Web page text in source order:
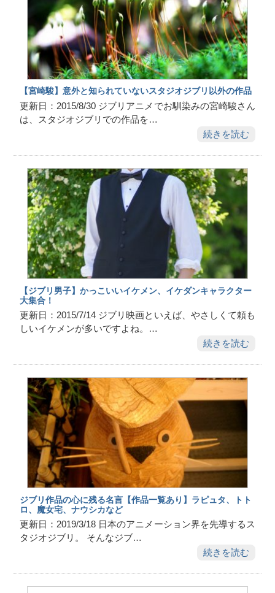
【宮崎駿】意外と知られていないスタジオジブリ以外の作品
更新日：2015/8/30 ジブリアニメでお馴染みの宮崎駿さん
は、スタジオジブリでの作品を…
続きを読む
【ジブリ男子】かっこいいイケメン、イケダンキャラクター
大集合！
更新日：2015/7/14 ジブリ映画といえば、やさしくて頼も
しいイケメンが多いですよね。…
続きを読む
ジブリ作品の心に残る名言【作品一覧あり】ラピュタ、トト
ロ、魔女宅、ナウシカなど
更新日：2019/3/18 日本のアニメーション界を先導するス
タジオジブリ。 そんなジブ…
続きを読む